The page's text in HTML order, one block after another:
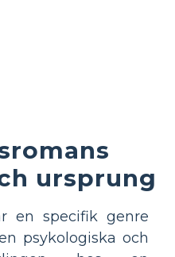
ursprung
en specifik genre
psykologiska och